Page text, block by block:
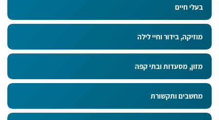
בעלי חיים
מוזיקה, בידור וחיי לילה
מזון, מסעדות ובתי קפה
מחשבים ותקשורת